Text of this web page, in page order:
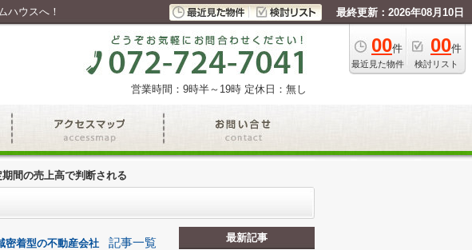
ハウスへ！ 最終更新：2026年08月10日
00件
最近見た物件
00件
検討リスト
営業時間：9時半～19時 定休日：無し
間の売上高で判断される
着型の不動産会社 記事一覧
最新記事